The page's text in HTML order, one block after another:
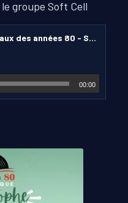
groupe Soft Cell
Les trésors musicaux des années 80 - Soft Cell
00:00